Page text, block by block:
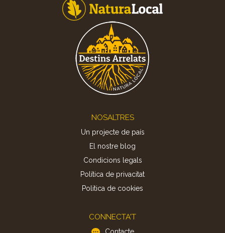
NOSALTRES
Un projecte de país
El nostre blog
Condicions legals
Política de privacitat
Politica de cookies
CONNECTA'T
Contacte